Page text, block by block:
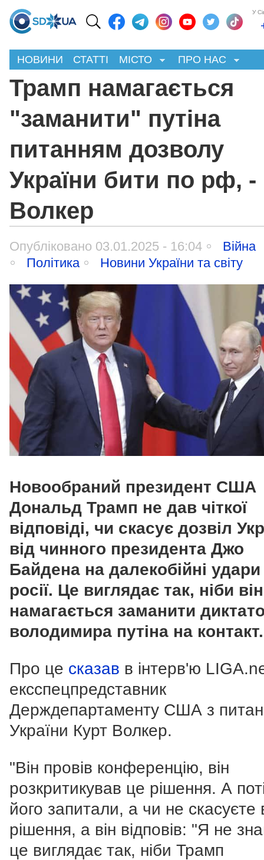
У
НОВИНИ СТАТТІ МІСТО ПРО НАС
Трамп намагається
"заманити" путіна
питанням дозволу
України бити по рф, -
Волкер
Опубліковано 03.01.2025 - 16:04
Війна
Політика
Новини України та світу
Новообраний президент США
Дональд Трамп не дав чіткої
відповіді, чи скасує дозвіл
від чинного президента Джо
Байдена на далекобійні
росії. Це виглядає так, ніби він
намагається заманити
володимира путіна на контакт.
Про це сказав в інтерв'ю
ексспецпредставник
Держдепартаменту США з
України Курт Волкер.
"Він провів конференцію, він
розкритикував це рішення. А
його запитали, а чи не скасуєте
рішення, а він відповів: "Я не
це виглядає так, ніби Трамп